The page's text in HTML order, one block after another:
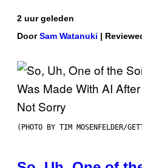
2 uur geleden
DoorSam Watanuki |
(PHOTO BY TIM MOSENFELDER/